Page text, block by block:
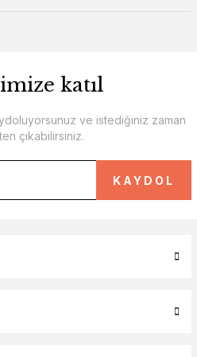
katıl
ve istediğiniz zaman
çıkabilirsiniz.
KAYDOL